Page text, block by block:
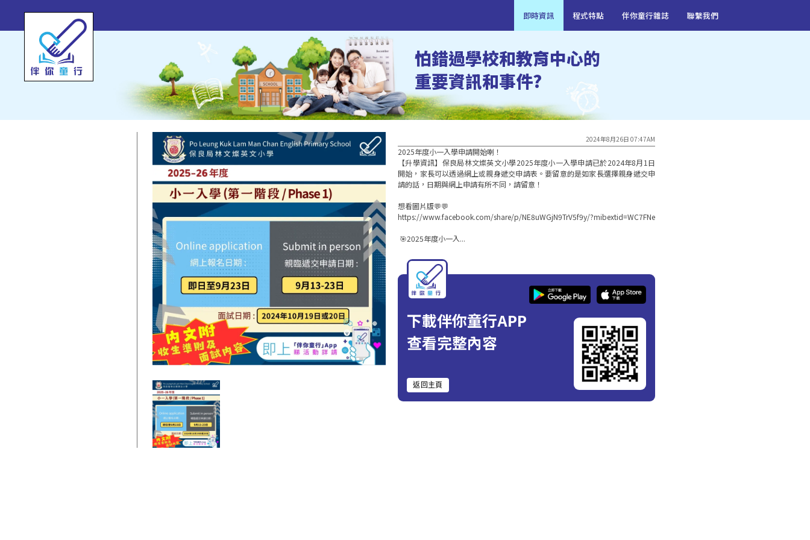
即時資訊 程式特點 伴你童行雜誌 聯繫我們
怕錯過學校和教育中心的
重要資訊和事件?
2024年8月26日 07:47AM
2025年度小一入學申請開始喇！
【升學資訊】保良局林文燦英文小學2025年度小一入學申請已於2024年8月1日
開始，家長可以透過網上或親身遞交申請表。要留意的是如家長選擇親身遞交申
請的話，日期與網上申請有所不同，請留意！
想看圖片版💬💬
https://www.facebook.com/share/p/NE8uWGjN9TrV5f9y/?mibextid=WC7FNe
🎯2025年度小一入...
下載伴你童行APP
查看完整內容
返回主頁